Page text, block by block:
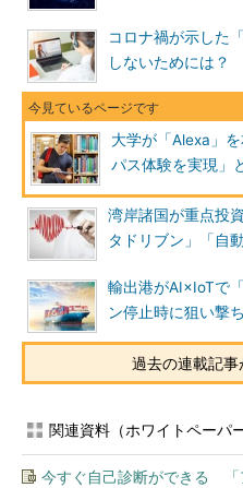
コロナ禍が示した
しないためには？
大学が「Alexa」
パス体験を実現」
湾岸諸国が重点投
タドリブン」「自
輸出港がAI×IoTで
ン停止時に狙い撃
過去の連載記
関連資料（ホワイトペーパー
今すぐ自己診断ができる 「